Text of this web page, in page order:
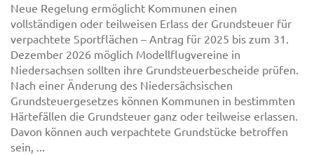
Neue Regelung ermöglicht Kommunen einen
vollständigen oder teilweisen Erlass der Grundsteuer für
verpachtete Sportflächen – Antrag für 2025 bis zum 31.
Dezember 2026 möglich Modellflugvereine in
Niedersachsen sollten ihre Grundsteuerbescheide prüfen.
Nach einer Änderung des Niedersächsischen
Grundsteuergesetzes können Kommunen in bestimmten
Härtefällen die Grundsteuer ganz oder teilweise erlassen.
Davon können auch verpachtete Grundstücke betroffen
sein, ...